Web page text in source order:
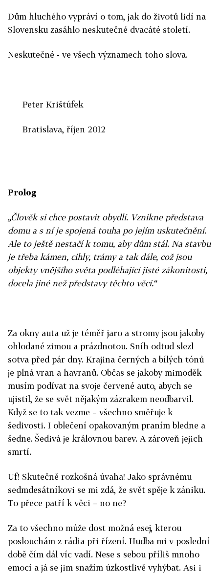
Dům hluchého vypráví o tom, jak do životů lidí na
Slovensku zasáhlo neskutečné dvacáté století.
Neskutečné - ve všech významech toho slova.
Peter Krištúfek
Bratislava, říjen 2012
Prolog
„Člověk si chce postavit obydlí. Vznikne představa
domu a s ní je spojená touha po jejím uskutečnění.
Ale to ještě nestačí k tomu, aby dům stál. Na stavbu
je třeba kámen, cihly, trámy a tak dále, což jsou
objekty vnějšího světa podléhající jisté zákonitosti,
docela jiné než představy těchto věcí.“
Za okny auta už je téměř jaro a stromy jsou jakoby
ohlodané zimou a prázdnotou. Sníh odtud slezl
sotva před pár dny. Krajina černých a bílých tónů
je plná vran a havranů. Občas se jakoby mimoděk
musím podívat na svoje červené auto, abych se
ujistil, že se svět nějakým zázrakem neodbarvil.
Když se to tak vezme – všechno směřuje k
šedivosti. I oblečení opakovaným praním bledne a
šedne. Šedivá je královnou barev. A zároveň jejich
smrtí.
Uf! Skutečně rozkošná úvaha! Jako správnému
sedmdesátníkovi se mi zdá, že svět spěje k zániku.
To přece patří k věci – no ne?
Za to všechno může dost možná esej, kterou
poslouchám z rádia při řízení. Hudba mi v poslední
době čím dál víc vadí. Nese s sebou příliš mnoho
emocí a já se jim snažím úzkostlivě vyhýbat. Asi i